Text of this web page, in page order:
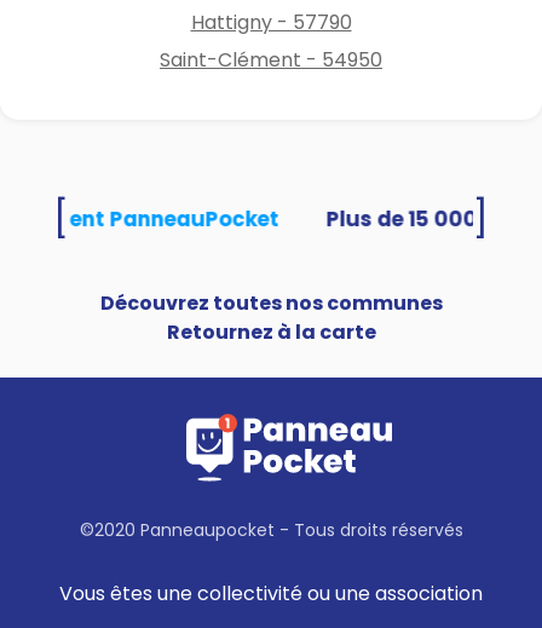
Hattigny - 57790
Saint-Clément - 54950
PanneauPocket
Découvrez toutes nos communes
Retournez à la carte
©2020 Panneaupocket - Tous droits réservés
Vous êtes une collectivité ou une association